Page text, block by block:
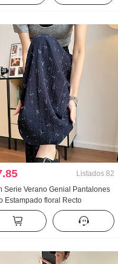
Listados 82
Serie Verano Genial Pantalones
Estampado floral Recto
casuales Mujer Verano
ligera Vertical Sentido Casual
de pierna ancha Hijo